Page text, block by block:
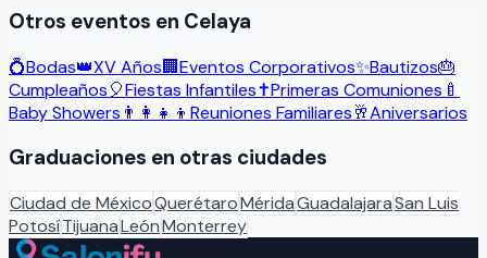
Otros eventos en Celaya
💍Bodas👑XV Años🏢Eventos Corporativos✨Bautizos🎂
Cumpleaños🎈Fiestas Infantiles✝️Primeras Comuniones 🍼
Baby Showers 👨‍👩‍👧‍👦 Reuniones Familiares🥂Aniversarios
Graduaciones en otras ciudades
Ciudad de MéxicoQuerétaroMéridaGuadalajaraSan Luis
PotosíTijuanaLeónMonterrey